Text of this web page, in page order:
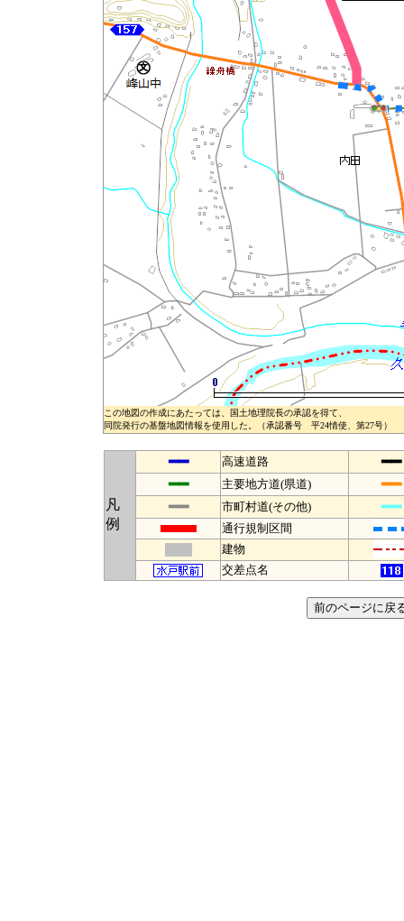
この地図の作成にあたっては、国土地理院長の承認を得て、
同院発行の基盤地図情報を使用した。（承認番号 平24情使、第27号）
凡
例
━━ 高速道路
━━
━━
主要地方道(県道)
━━
━━
市町村道(その他) ━━
通行規制区間
建物
交差点名